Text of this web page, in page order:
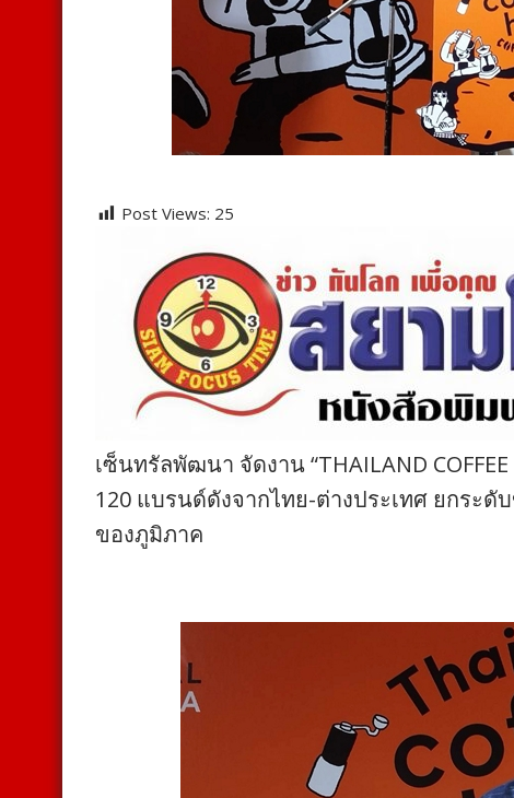
Post Views: 25
เซ็นทรัลพัฒนา จัดงาน “THAILAND
120 แบรนด์ดังจากไทย-ต่างประเทศ ยกระ
ของภูมิภาค